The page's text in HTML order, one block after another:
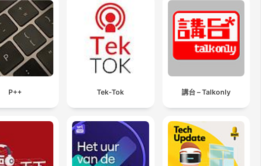
P++ Tek-Tok 講台 – Talkonly